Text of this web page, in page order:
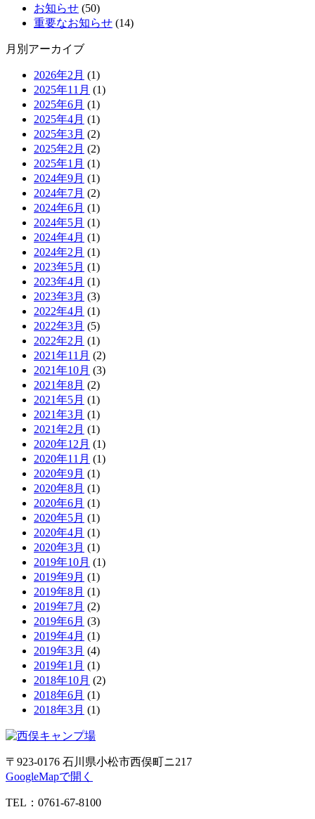
お知らせ (50)
重要なお知らせ (14)
月別アーカイブ
2026年2月 (1)
2025年11月 (1)
2025年6月 (1)
2025年4月 (1)
2025年3月 (2)
2025年2月 (2)
2025年1月 (1)
2024年9月 (1)
2024年7月 (2)
2024年6月 (1)
2024年5月 (1)
2024年4月 (1)
2024年2月 (1)
2023年5月 (1)
2023年4月 (1)
2023年3月 (3)
2022年4月 (1)
2022年3月 (5)
2022年2月 (1)
2021年11月 (2)
2021年10月 (3)
2021年8月 (2)
2021年5月 (1)
2021年3月 (1)
2021年2月 (1)
2020年12月 (1)
2020年11月 (1)
2020年9月 (1)
2020年8月 (1)
2020年6月 (1)
2020年5月 (1)
2020年4月 (1)
2020年3月 (1)
2019年10月 (1)
2019年9月 (1)
2019年8月 (1)
2019年7月 (2)
2019年6月 (3)
2019年4月 (1)
2019年3月 (4)
2019年1月 (1)
2018年10月 (2)
2018年6月 (1)
2018年3月 (1)
〒923-0176 石川県小松市西俣町ニ217
GoogleMapで開く
TEL：0761-67-8100